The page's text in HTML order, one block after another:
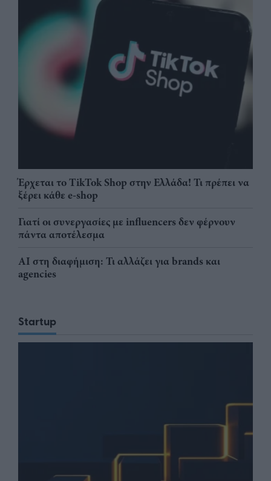
Έρχεται το TikTok Shop στην Ελλάδα! Τι πρέπει να
ξέρει κάθε e-shop
Γιατί οι συνεργασίες με influencers δεν φέρνουν
πάντα αποτέλεσμα
AI στη διαφήμιση: Τι αλλάζει για brands και
agencies
Startup